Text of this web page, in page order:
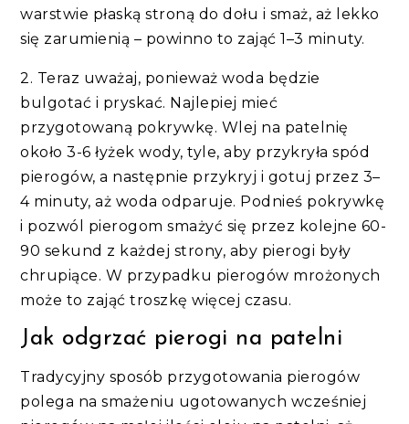
warstwie płaską stroną do dołu i smaż, aż lekko
się zarumienią – powinno to zająć 1–3 minuty.
2. Teraz uważaj, ponieważ woda będzie
bulgotać i pryskać. Najlepiej mieć
przygotowaną pokrywkę. Wlej na patelnię
około 3-6 łyżek wody, tyle, aby przykryła spód
pierogów, a następnie przykryj i gotuj przez 3–
4 minuty, aż woda odparuje. Podnieś pokrywkę
i pozwól pierogom smażyć się przez kolejne 60-
90 sekund z każdej strony, aby pierogi były
chrupiące. W przypadku pierogów mrożonych
może to zająć troszkę więcej czasu.
Jak odgrzać pierogi na patelni
Tradycyjny sposób przygotowania pierogów
polega na smażeniu ugotowanych wcześniej